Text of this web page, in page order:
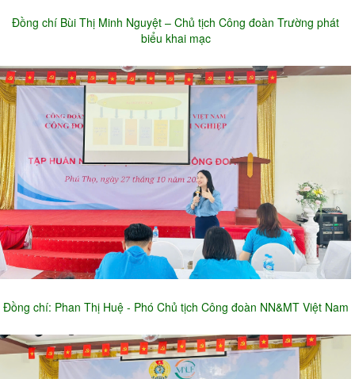
Đồng chí Bùi Thị Minh Nguyệt – Chủ tịch Công đoàn Trường phát
biểu khai mạc
Đồng chí: Phan Thị Huệ - Phó Chủ tịch Công đoàn NN&MT Việt Nam